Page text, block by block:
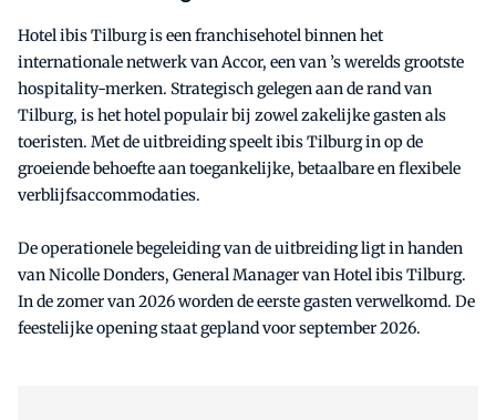
Hotel ibis Tilburg is een franchisehotel binnen het
internationale netwerk van Accor, een van ’s werelds grootste
hospitality-merken. Strategisch gelegen aan de rand van
Tilburg, is het hotel populair bij zowel zakelijke gasten als
toeristen. Met de uitbreiding speelt ibis Tilburg in op de
groeiende behoefte aan toegankelijke, betaalbare en flexibele
verblijfsaccommodaties.
De operationele begeleiding van de uitbreiding ligt in handen
van Nicolle Donders, General Manager van Hotel ibis Tilburg.
In de zomer van 2026 worden de eerste gasten verwelkomd. De
feestelijke opening staat gepland voor september 2026.